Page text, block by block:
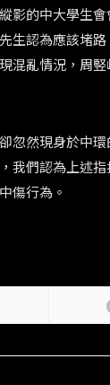
影的中大學生
生認為應該堵
混亂情況，周
忽然現身於中
我們認為上述
傷行為。